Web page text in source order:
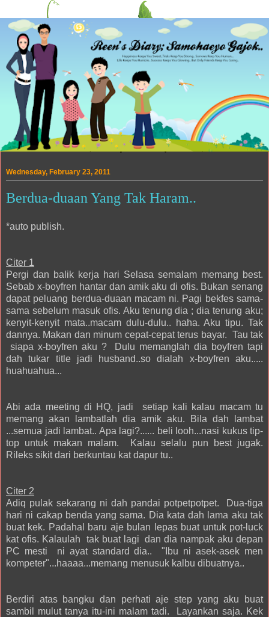
Wednesday, February 23, 2011
Berdua-duaan Yang Tak Haram..
*auto publish.
Citer 1
Pergi dan balik kerja hari Selasa semalam memang best.
Sebab x-boyfren hantar dan amik aku di ofis. Bukan senang
dapat peluang berdua-duaan macam ni. Pagi bekfes sama-
sama sebelum masuk ofis. Aku tenung dia ; dia tenung aku;
kenyit-kenyit mata..macam dulu-dulu.. haha. Aku tipu. Tak
dannya. Makan dan minum cepat-cepat terus bayar. Tau tak
siapa x-boyfren aku ? Dulu memanglah dia boyfren tapi
dah tukar title jadi husband..so dialah x-boyfren aku.....
huahuahua...
Abi ada meeting di HQ, jadi setiap kali kalau macam tu
memang akan lambatlah dia amik aku. Bila dah lambat
...semua jadi lambat.. Apa lagi?...... beli looh...nasi kukus tip-
top untuk makan malam. Kalau selalu pun best jugak.
Rileks sikit dari berkuntau kat dapur tu..
Citer 2
Adiq pulak sekarang ni dah pandai potpetpotpet. Dua-tiga
hari ni cakap benda yang sama. Dia kata dah lama aku tak
buat kek. Padahal baru aje bulan lepas buat untuk pot-luck
kat ofis. Kalaulah tak buat lagi dan dia nampak aku depan
PC mesti ni ayat standard dia.. "Ibu ni asek-asek men
kompeter"...haaaa...memang menusuk kalbu dibuatnya..
Berdiri atas bangku dan perhati aje step yang aku buat
sambil mulut tanya itu-ini malam tadi. Layankan saja. Kek